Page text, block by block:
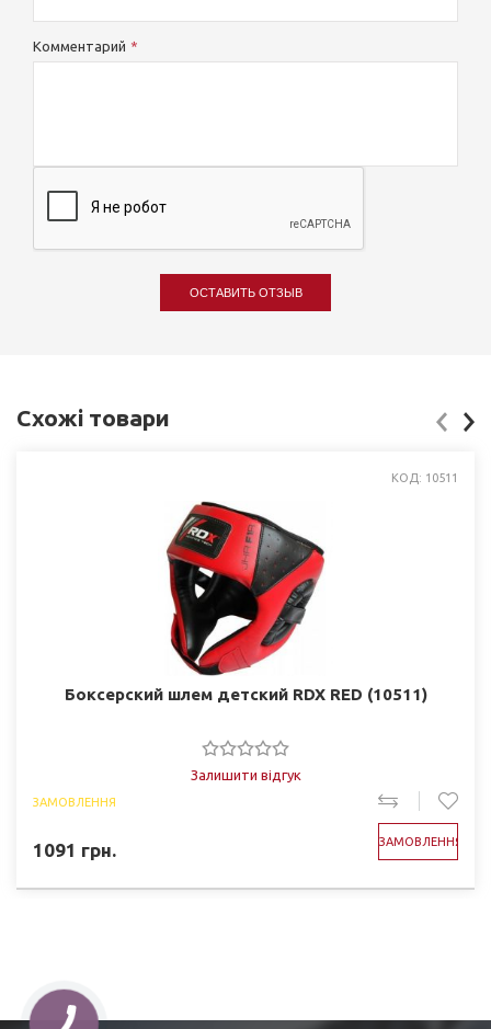
Комментарий
ОСТАВИТЬ ОТЗЫВ
Схожі товари
КОД: 10511
Боксерский шлем детский RDX RED (10511)
Залишити відгук
ЗАМОВЛЕННЯ
1091 грн. ЗАМОВЛЕННЯ